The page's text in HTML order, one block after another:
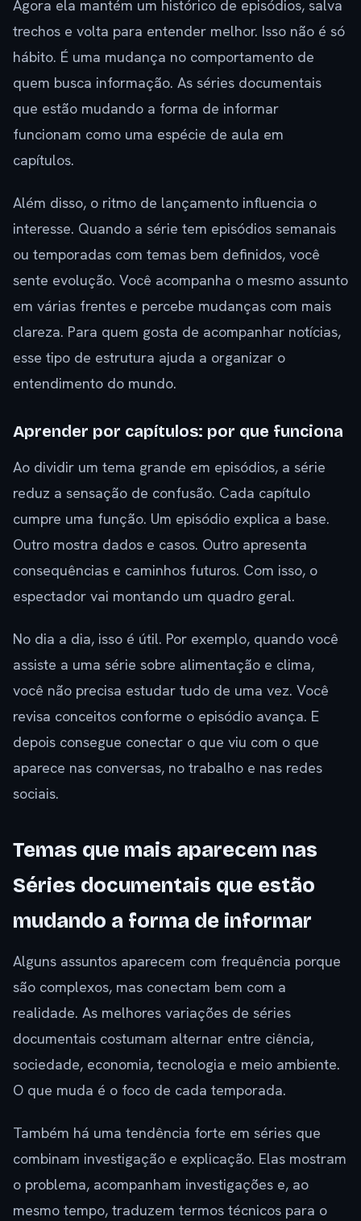
Agora ela mantém um histórico de episódios, salva
trechos e volta para entender melhor. Isso não é só
hábito. É uma mudança no comportamento de
quem busca informação. As séries documentais
que estão mudando a forma de informar
funcionam como uma espécie de aula em
capítulos.
Além disso, o ritmo de lançamento influencia o
interesse. Quando a série tem episódios semanais
ou temporadas com temas bem definidos, você
sente evolução. Você acompanha o mesmo assunto
em várias frentes e percebe mudanças com mais
clareza. Para quem gosta de acompanhar notícias,
esse tipo de estrutura ajuda a organizar o
entendimento do mundo.
Aprender por capítulos: por que funciona
Ao dividir um tema grande em episódios, a série
reduz a sensação de confusão. Cada capítulo
cumpre uma função. Um episódio explica a base.
Outro mostra dados e casos. Outro apresenta
consequências e caminhos futuros. Com isso, o
espectador vai montando um quadro geral.
No dia a dia, isso é útil. Por exemplo, quando você
assiste a uma série sobre alimentação e clima,
você não precisa estudar tudo de uma vez. Você
revisa conceitos conforme o episódio avança. E
depois consegue conectar o que viu com o que
aparece nas conversas, no trabalho e nas redes
sociais.
Temas que mais aparecem nas
Séries documentais que estão
mudando a forma de informar
Alguns assuntos aparecem com frequência porque
são complexos, mas conectam bem com a
realidade. As melhores variações de séries
documentais costumam alternar entre ciência,
sociedade, economia, tecnologia e meio ambiente.
O que muda é o foco de cada temporada.
Também há uma tendência forte em séries que
combinam investigação e explicação. Elas mostram
o problema, acompanham investigações e, ao
mesmo tempo, traduzem termos técnicos para o